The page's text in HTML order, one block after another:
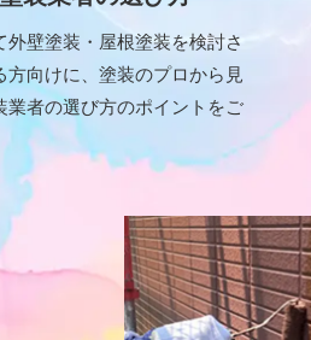
外壁塗装・屋根塗装を検討さ
方向けに、塗装のプロから見
業者の選び方のポイントをご